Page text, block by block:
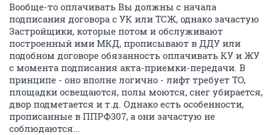
Вообще-то оплачивать Вы должны с начала
подписания договора с УК или ТСЖ, однако зачастую
Застройщики, которые потом и обслуживают
построенный ими МКД, прописывают в ДДУ или
подобном договоре обязанность оплачивать КУ и ЖУ
с момента подписания акта-приемки-передачи. В
принципе - оно вполне логично - лифт требует ТО,
площадки освещаются, полы моются, снег убирается,
двор подметается и т.д. Однако есть особенности,
прописанные в ППРФ307, а они зачастую не
соблюдаются...